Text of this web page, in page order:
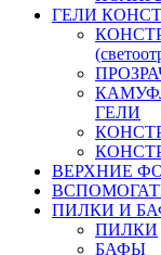
ГЕЛИ
ГЕЛИ
ВЕРХНИЕ
ПИЛКИ И
ПИЛКИ
БАФЫ